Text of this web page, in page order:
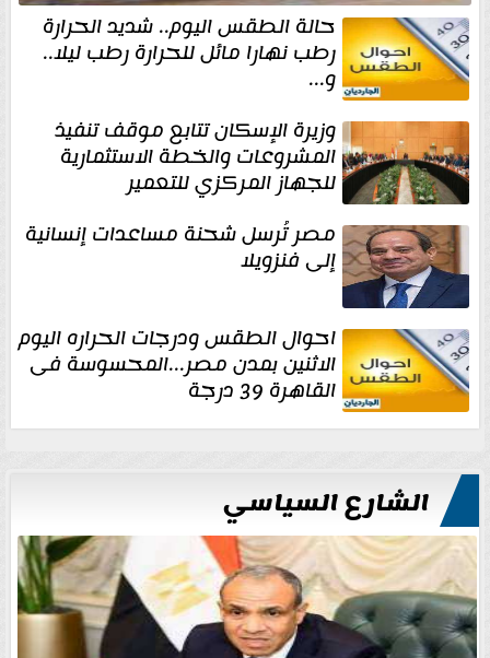
حالة الطقس اليوم.. شديد الحرارة
رطب نهارا مائل للحرارة رطب ليلا..
و...
وزيرة الإسكان تتابع موقف تنفيذ
المشروعات والخطة الاستثمارية
للجهاز المركزي للتعمير
مصر تُرسل شحنة مساعدات إنسانية
إلى فنزويلا
احوال الطقس ودرجات الحراره اليوم
الاثنين بمدن مصر...المحسوسة فى
القاهرة 39 درجة
الشارع السياسي